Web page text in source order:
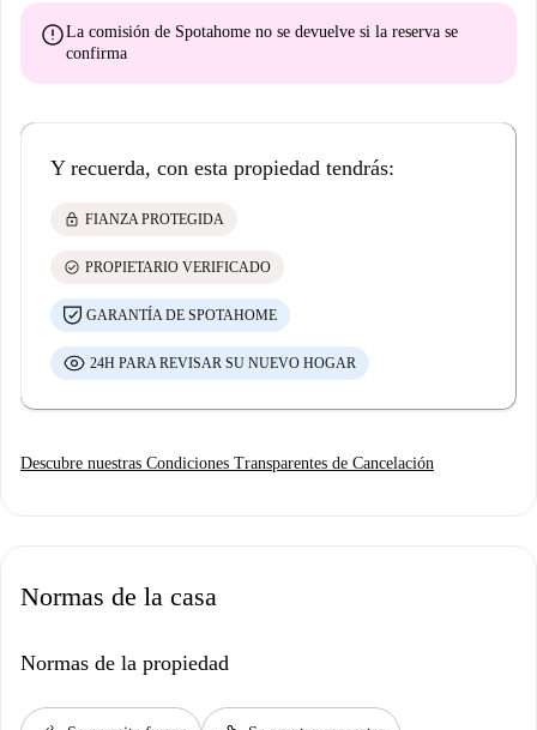
errorLa comisión de Spotahome no se devuelve si la reserva se
confirma
Y recuerda, con esta propiedad tendrás:
lock FIANZA PROTEGIDA
check_circle PROPIETARIO VERIFICADO
GARANTÍA DE SPOTAHOME
24H PARA REVISAR SU NUEVO HOGAR
Descubre nuestras Condiciones Transparentes de Cancelación
Normas de la casa
Normas de la propiedad